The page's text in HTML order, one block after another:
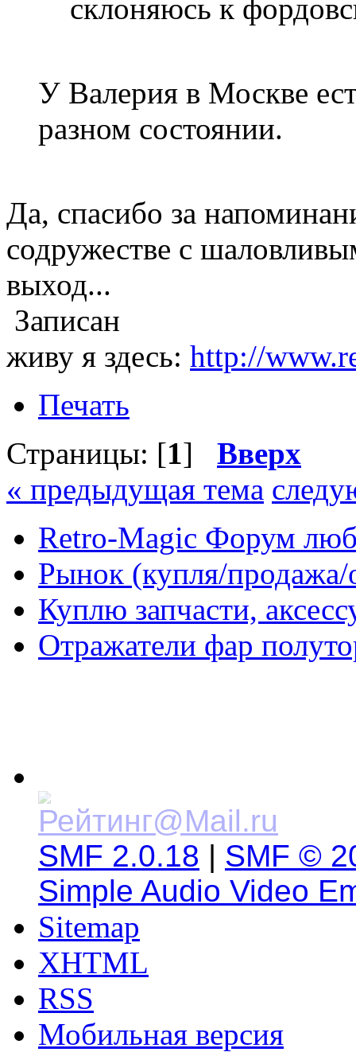
склоняюсь к
У Валерия в Москве
разном состоянии.
Да, спасибо за
содружестве с
выход...
Записан
живу я здесь: http://
Печать
Страницы: [1] Вверх
« предыдущая тема
Retro-Magic Форум
Рынок (купля/продажа/
Куплю запчасти,
Отражатели фар
SMF 2.0.18 | SMF ©
Simple Audio Video
Sitemap
XHTML
RSS
Мобильная версия